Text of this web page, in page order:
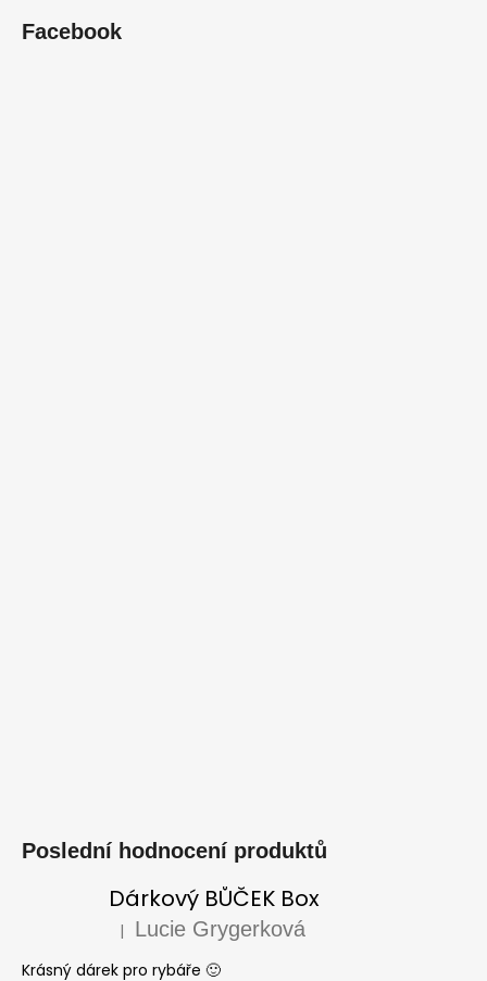
Facebook
Poslední hodnocení produktů
Dárkový BŮČEK Box
Hodnocení produktu je 5 z 5 hvězdiček.
| Lucie Grygerková
Krásný dárek pro rybáře 🙂